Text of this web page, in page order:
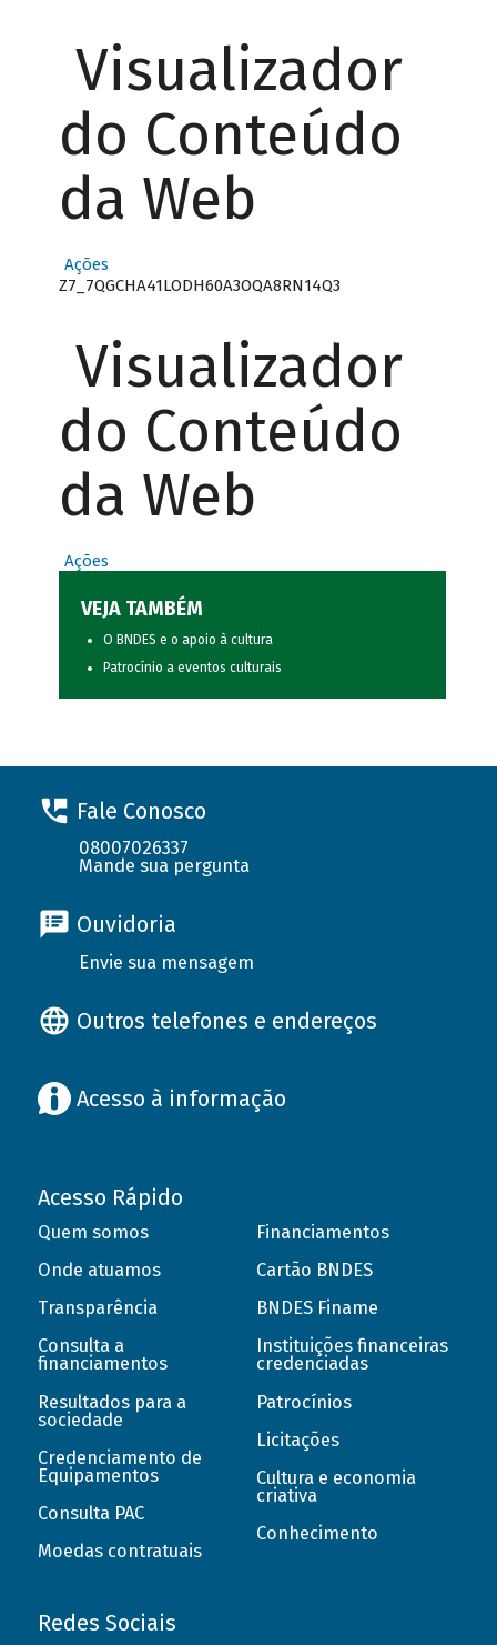
Visualizador
do Conteúdo
da Web
Ações
Z7_7QGCHA41LODH60A3OQA8RN14Q3
Visualizador
do Conteúdo
da Web
Ações
VEJA TAMBÉM
O BNDES e o apoio à cultura
Patrocínio a eventos culturais
Fale Conosco
08007026337
Mande sua pergunta
Ouvidoria
Envie sua mensagem
Outros telefones e endereços
Acesso à informação
Acesso Rápido
Quem somos
Onde atuamos
Transparência
Consulta a
financiamentos
Resultados para a
sociedade
Credenciamento de
Equipamentos
Consulta PAC
Moedas contratuais
Financiamentos
Cartão BNDES
BNDES Finame
Instituições financeiras
credenciadas
Patrocínios
Licitações
Cultura e economia
criativa
Conhecimento
Redes Sociais